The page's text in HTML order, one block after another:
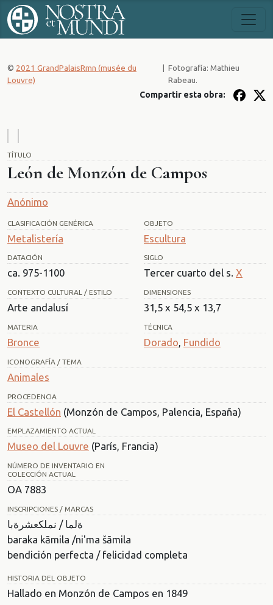
TÍTULO
León de Monzón de Campos
Anónimo
CLASIFICACIÓN GENÉRICA
Metalistería
OBJETO
Escultura
DATACIÓN
ca. 975-1100
SIGLO
Tercer cuarto del s. X
CONTEXTO CULTURAL / ESTILO
Arte andalusí
DIMENSIONES
31,5 x 54,5 x 13,7
MATERIA
Bronce
TÉCNICA
Dorado, Fundido
ICONOGRAFÍA / TEMA
Animales
PROCEDENCIA
El Castellón (Monzón de Campos, Palencia, España)
EMPLAZAMIENTO ACTUAL
Museo del Louvre (París, Francia)
NÚMERO DE INVENTARIO EN
COLECCIÓN ACTUAL
OA 7883
INSCRIPCIONES / MARCAS
ةلما / نملكعشرةبا
baraka kāmila /ni'ma šāmila
bendición perfecta / felicidad completa
HISTORIA DEL OBJETO
Hallado en Monzón de Campos en 1849
© 2021 GrandPalaisRmn (musée du
Louvre)
|Fotografía: Mathieu
Rabeau.
Compartir esta obra: